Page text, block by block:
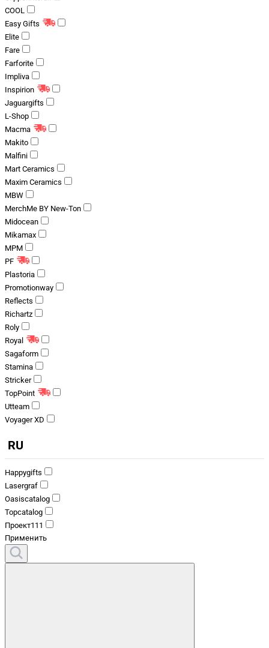
COOL
Easy Gifts
Elite
Fare
Farforite
Impliva
Inspirion
Jaguargifts
L-Shop
Macma
Makito
Malfini
Mart Ceramics
Maxim Ceramics
MBW
MerchMe BY New-Ton
Midocean
Mikamax
MPM
PF
Plastoria
Promotionway
Reflects
Richartz
Roly
Royal
Sagaform
Stamina
Stricker
TopPoint
Utteam
Voyager XD
RU
Happygifts
Lasergraf
Oasiscatalog
Topcatalog
Проект111
Применить